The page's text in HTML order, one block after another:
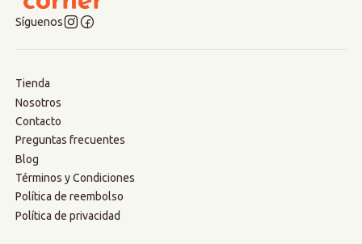
Síguenos
Tienda
Nosotros
Contacto
Preguntas frecuentes
Blog
Términos y Condiciones
Política de reembolso
Política de privacidad